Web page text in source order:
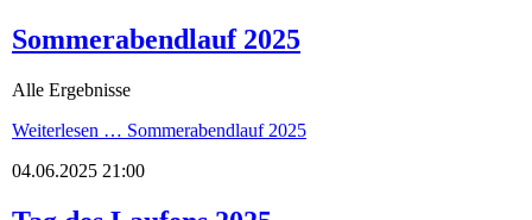
Sommerabendlauf 2025
Alle Ergebnisse
Weiterlesen … Sommerabendlauf 2025
04.06.2025 21:00